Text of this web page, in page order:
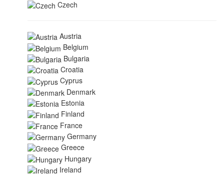
Czech
Austria
Belgium
Bulgaria
Croatia
Cyprus
Denmark
Estonia
Finland
France
Germany
Greece
Hungary
Ireland